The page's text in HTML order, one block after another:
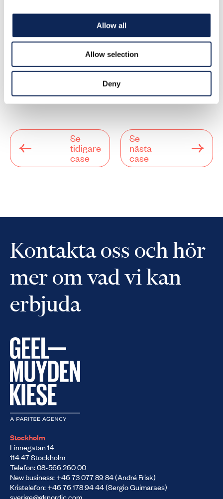
Allow all
Allow selection
Deny
Settings
Play
Se
tidigare
case
Se
nästa
case
Kontakta oss och hör
mer om vad vi kan
erbjuda
Stockholm
Linnegatan 14
114 47 Stockholm
Telefon: 08-566 260 00
New business: +46 73 077 89 84 (André Frisk)
Kristelefon: +46 76 178 94 44 (Sergio Guimaraes)